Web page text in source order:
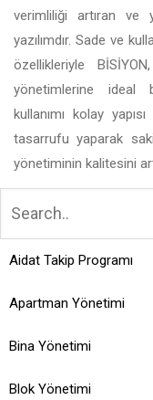
verimliliği artıran ve
yazılımdır. Sade ve
özellikleriyle
yönetimlerine ideal
kullanımı kolay
tasarrufu yaparak
yönetiminin kalitesini
Aidat Takip Programı
Apartman Yönetimi
Bina Yönetimi
Blok Yönetimi